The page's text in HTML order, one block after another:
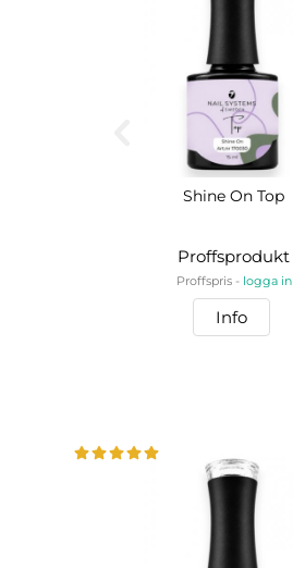
Shine On Top
Proffsprodukt
Proffspris - logga in
Info